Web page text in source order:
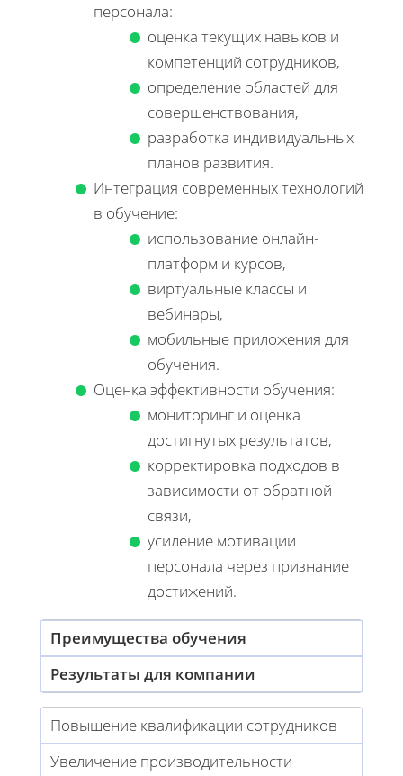
персонала:
оценка текущих навыков и
компетенций сотрудников,
определение областей для
совершенствования,
разработка индивидуальных
планов развития.
Интеграция современных технологий
в обучение:
использование онлайн-
платформ и курсов,
виртуальные классы и
вебинары,
мобильные приложения для
обучения.
Оценка эффективности обучения:
мониторинг и оценка
достигнутых результатов,
корректировка подходов в
зависимости от обратной
связи,
усиление мотивации
персонала через признание
достижений.
Преимущества обучения
Результаты для компании
Повышение квалификации сотрудников
Увеличение производительности